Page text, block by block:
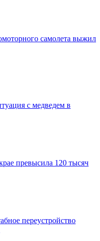
самолета выжил
с медведем в
превысила 120 тысяч
переустройство